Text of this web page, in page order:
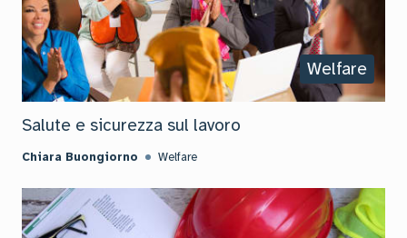
Welfare
Salute e sicurezza sul lavoro
Chiara Buongiorno Welfare